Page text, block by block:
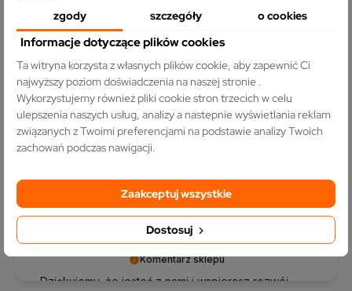
Komentarz sklepu
Dziękujemy, że jesteś z nami i wspierasz rozwój
Artur zweryfikowano
5
zgody szczegóły o cookies
Informacje dotyczące plików cookies
Ta witryna korzysta z własnych plików cookie, aby zapewnić Ci
najwyższy poziom doświadczenia na naszej stronie .
Wykorzystujemy również pliki cookie stron trzecich w celu
ulepszenia naszych usług, analizy a nastepnie wyświetlania reklam
związanych z Twoimi preferencjami na podstawie analizy Twoich
zachowań podczas nawigacji.
Dostosuj
Zaakceptuj wszystkie